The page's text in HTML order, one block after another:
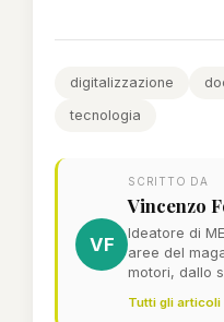
digitalizzazione
tecnologia
VF
SCRITTO DA
Vincenzo
Ideatore di
aree del
motori, dallo
Tutti gli